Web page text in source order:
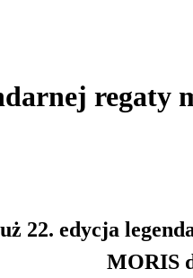
22. edycja
MORIS